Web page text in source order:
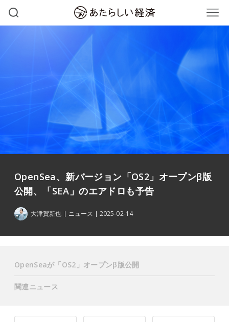
OpenSea、新バージョン「OS2」オープンβ版
公開、「SEA」のエアドロも予告
大津賀新也 ニュース 2025-02-14
OpenSeaが「OS2」オープンβ版公開
関連ニュース